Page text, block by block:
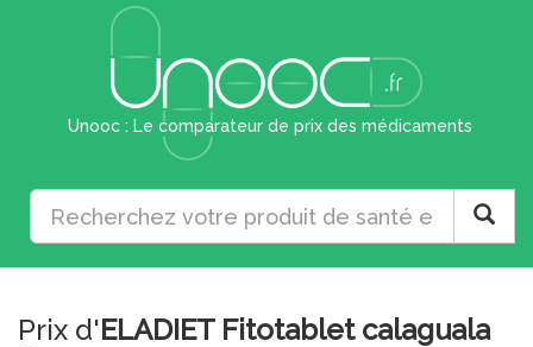
Unooc : Le comparateur de prix des médicaments
Prix d'ELADIET Fitotablet calaguala